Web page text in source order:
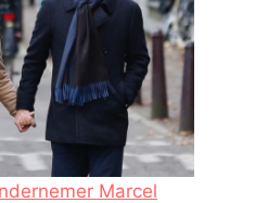
Marcel